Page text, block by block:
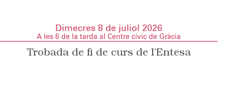
Dimecres 8 de juliol 2026
A les 6 de la tarda al Centre cívic de Gràcia
Trobada de fi de curs de l’Entesa